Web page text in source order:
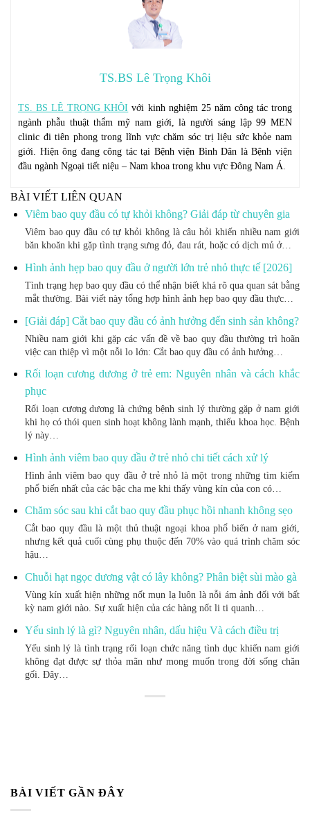
TS.BS Lê Trọng Khôi
TS. BS LÊ TRỌNG KHÔI với kinh nghiệm 25 năm công tác trong
ngành phẫu thuật thẩm mỹ nam giới, là người sáng lập 99 MEN
clinic đi tiên phong trong lĩnh vực chăm sóc trị liệu sức khỏe nam
giới. Hiện ông đang công tác tại Bệnh viện Bình Dân là Bệnh viện
đầu ngành Ngoại tiết niệu – Nam khoa trong khu vực Đông Nam Á.
BÀI VIẾT LIÊN QUAN
Viêm bao quy đầu có tự khỏi không? Giải đáp từ chuyên gia
Viêm bao quy đầu có tự khỏi không là câu hỏi khiến nhiều nam giới
băn khoăn khi gặp tình trạng sưng đỏ, đau rát, hoặc có dịch mủ ở…
Hình ảnh hẹp bao quy đầu ở người lớn trẻ nhỏ thực tế [2026]
Tình trạng hẹp bao quy đầu có thể nhận biết khá rõ qua quan sát bằng
mắt thường. Bài viết này tổng hợp hình ảnh hẹp bao quy đầu thực…
[Giải đáp] Cắt bao quy đầu có ảnh hưởng đến sinh sản không?
Nhiều nam giới khi gặp các vấn đề về bao quy đầu thường trì hoãn
việc can thiệp vì một nỗi lo lớn: Cắt bao quy đầu có ảnh hưởng…
Rối loạn cương dương ở trẻ em: Nguyên nhân và cách khắc
phục
Rối loạn cương dương là chứng bệnh sinh lý thường gặp ở nam giới
khi họ có thói quen sinh hoạt không lành mạnh, thiếu khoa học. Bệnh
lý này…
Hình ảnh viêm bao quy đầu ở trẻ nhỏ chi tiết cách xử lý
Hình ảnh viêm bao quy đầu ở trẻ nhỏ là một trong những tìm kiếm
phổ biến nhất của các bậc cha mẹ khi thấy vùng kín của con có…
Chăm sóc sau khi cắt bao quy đầu phục hồi nhanh không sẹo
Cắt bao quy đầu là một thủ thuật ngoại khoa phổ biến ở nam giới,
nhưng kết quả cuối cùng phụ thuộc đến 70% vào quá trình chăm sóc
hậu…
Chuỗi hạt ngọc dương vật có lây không? Phân biệt sùi mào gà
Vùng kín xuất hiện những nốt mụn lạ luôn là nỗi ám ảnh đối với bất
kỳ nam giới nào. Sự xuất hiện của các hàng nốt li ti quanh…
Yếu sinh lý là gì? Nguyên nhân, dấu hiệu Và cách điều trị
Yếu sinh lý là tình trạng rối loạn chức năng tình dục khiến nam giới
không đạt được sự thỏa mãn như mong muốn trong đời sống chăn
gối. Đây…
BÀI VIẾT GẦN ĐÂY